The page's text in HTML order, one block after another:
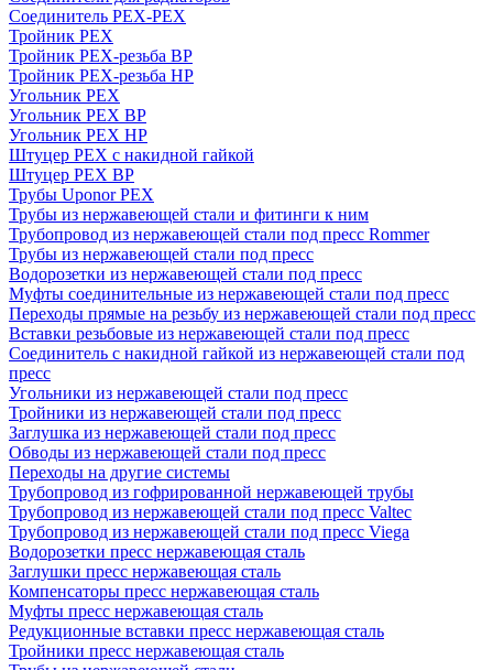
Соединитель PEX-PEX
Тройник PEX
Тройник PEX-резьба ВР
Тройник PEX-резьба НР
Угольник PEX
Угольник PEX ВР
Угольник PEX НР
Штуцер PEX c накидной гайкой
Штуцер PEX ВР
Трубы Uponor PEX
Трубы из нержавеющей стали и фитинги к ним
Трубопровод из нержавеющей стали под пресс Rommer
Трубы из нержавеющей стали под пресс
Водорозетки из нержавеющей стали под пресс
Муфты соединительные из нержавеющей стали под пресс
Переходы прямые на резьбу из нержавеющей стали под пресс
Вставки резьбовые из нержавеющей стали под пресс
Соединитель с накидной гайкой из нержавеющей стали под
пресс
Угольники из нержавеющей стали под пресс
Тройники из нержавеющей стали под пресс
Заглушка из нержавеющей стали под пресс
Обводы из нержавеющей стали под пресс
Переходы на другие системы
Трубопровод из гофрированной нержавеющей трубы
Трубопровод из нержавеющей стали под пресс Valtec
Трубопровод из нержавеющей стали под пресс Viega
Водорозетки пресс нержавеющая сталь
Заглушки пресс нержавеющая сталь
Компенсаторы пресс нержавеющая сталь
Муфты пресс нержавеющая сталь
Редукционные вставки пресс нержавеющая сталь
Тройники пресс нержавеющая сталь